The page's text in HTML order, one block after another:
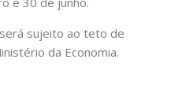
sujeito ao teto de
da Economia.